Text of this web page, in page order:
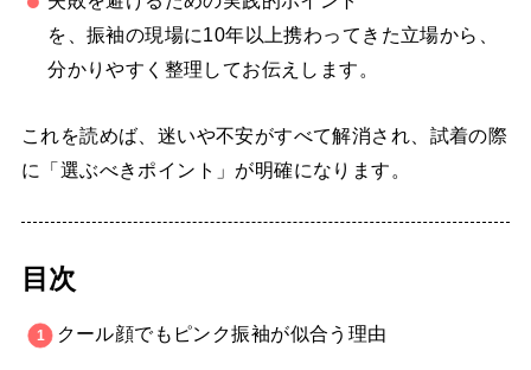
を、振袖の現場に10年以上携わってきた立場から、
分かりやすく整理してお伝えします。
これを読めば、迷いや不安がすべて解消され、試着の際
に「選ぶべきポイント」が明確になります。
目次
クール顔でもピンク振袖が似合う理由